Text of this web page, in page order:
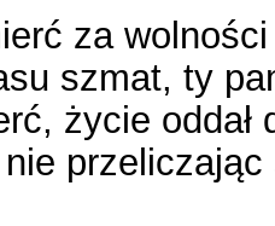
za
szmat, ty
życie oddał
nie